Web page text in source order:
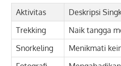
Aktivitas
Deskripsi
Trekking
Naik tangga
Snorkeling
Menikmati